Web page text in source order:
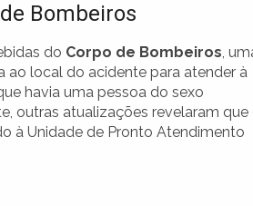
Bombeiros
do Corpo de Bombeiros,
ao local do acidente para atender à
havia uma pessoa do sexo
outras atualizações revelaram que
à Unidade de Pronto Atendimento